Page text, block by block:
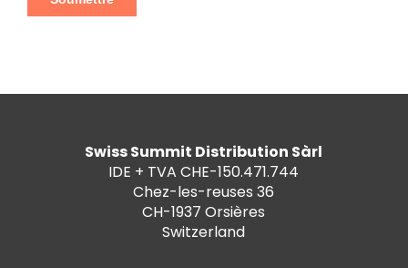
Swiss Summit Distribution Sàrl
IDE + TVA CHE-150.471.744
Chez-les-reuses 36
CH-1937 Orsières
Switzerland